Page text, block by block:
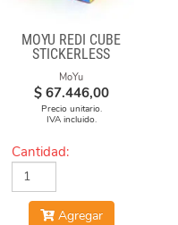
MOYU REDI CUBE
STICKERLESS
MoYu
$ 67.446,00
Precio unitario.
IVA incluido.
Cantidad:
Agregar